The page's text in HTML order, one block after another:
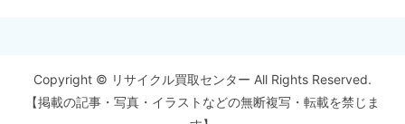
Copyright © リサイクル買取センター All Rights Reserved.
【掲載の記事・写真・イラストなどの無断複写・転載を禁じま